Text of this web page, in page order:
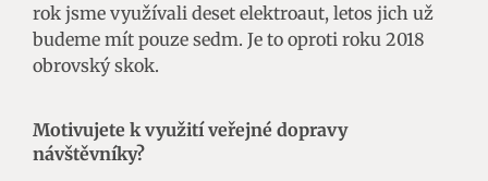
rok jsme využívali deset elektroaut, letos jich už
budeme mít pouze sedm. Je to oproti roku 2018
obrovský skok.
Motivujete k využití veřejné dopravy
návštěvníky?